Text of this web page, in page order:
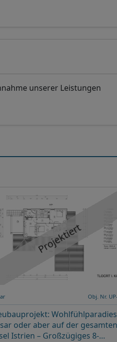
unserer Leistungen
Projektiert
Obj. Nr.
oder aber auf der gesamten
Istrien – Großzügiges 8-